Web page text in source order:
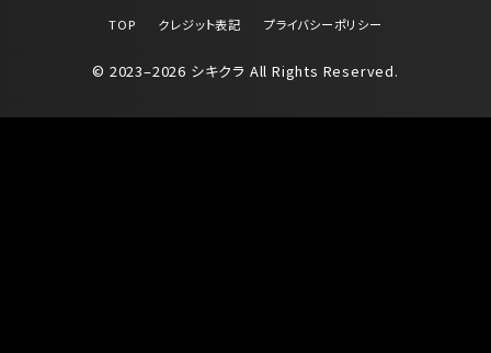
TOP クレジット表記 プライバシーポリシー
© 2023–2026 シキクラ All Rights Reserved.